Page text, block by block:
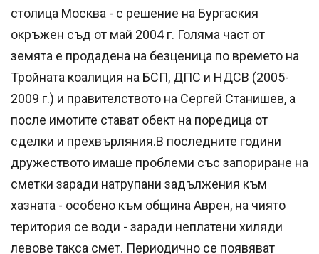
столица Москва - с решение на Бургаския
окръжен съд от май 2004 г. Голяма част от
земята е продадена на безценица по времето на
Тройната коалиция на БСП, ДПС и НДСВ (2005-
2009 г.) и правителството на Сергей Станишев, а
после имотите стават обект на поредица от
сделки и прехвърляния.В последните години
дружеството имаше проблеми със запориране на
сметки заради натрупани задължения към
хазната - особено към община Аврен, на чиято
територия се води - заради неплатени хиляди
левове такса смет. Периодично се появяват